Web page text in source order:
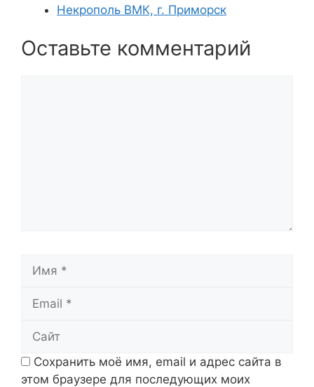
Некрополь ВМК, г. Приморск
Оставьте комментарий
Сохранить моё имя, email и адрес сайта в
этом браузере для последующих моих